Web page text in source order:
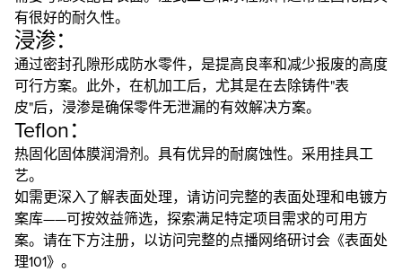
有很好的耐久性。
浸渗：
通过密封孔隙形成防水零件，是提高良率和减少报废的高度
可行方案。此外，在机加工后，尤其是在去除铸件"表
皮"后，浸渗是确保零件无泄漏的有效解决方案。
Teflon：
热固化固体膜润滑剂。具有优异的耐腐蚀性。采用挂具工
艺。
如需更深入了解表面处理，请访问完整的表面处理和电镀方
案库——可按效益筛选，探索满足特定项目需求的可用方
案。请在下方注册，以访问完整的点播网络研讨会《表面处
理101》。